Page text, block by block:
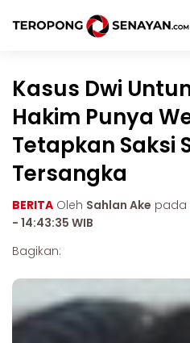
Kasus Dwi
Hakim Punya
Tetapkan Saksi
Tersangka
BERITA Oleh Sahlan Ake pada
- 14:43:35 WIB
Bagikan: